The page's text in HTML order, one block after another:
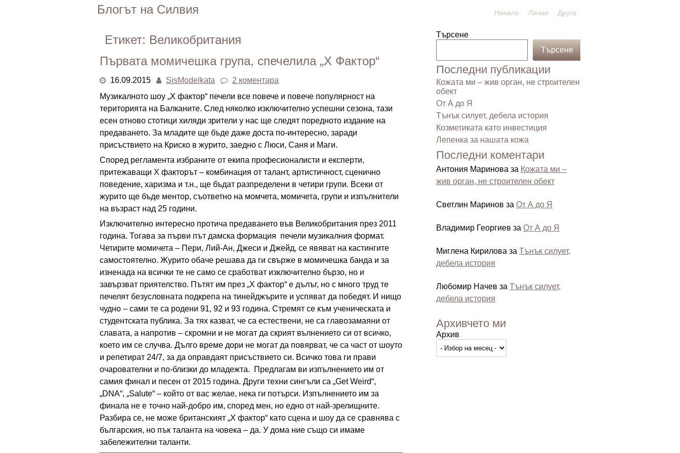
Блогът на Силвия Начало Лични Други
Етикет: Великобритания
Първата момичешка група, спечелила „X Фактор“
16.09.2015 SisModelkata
2 коментара
Музикалното шоу „Х фактор“ печели все повече и повече популярност на
територията на Балканите. След няколко изключително успешни сезона, тази
есен отново стотици хиляди зрители у нас ще следят поредното издание на
предаването. За младите ще бъде даже доста по-интересно, заради
присъствието на Криско в журито, заедно с Люси, Саня и Маги.
Според регламента избраните от екипа професионалисти и експерти,
притежаващи Х факторът – комбинация от талант, артистичност, сценично
поведение, харизма и т.н., ще бъдат разпределени в четири групи. Всеки от
журито ще бъде ментор, съответно на момчета, момичета, групи и изпълнители
на възраст над 25 години.
Изключително интересно протича предаването във Великобритания през 2011
година. Тогава за първи път дамска формация печели музикалния формат.
Четирите момичета – Пери, Лий-Ан, Джеси и Джейд, се явяват на кастингите
самостоятелно. Журито обаче решава да ги свърже в момичешка банда и за
изненада на всички те не само се сработват изключително бързо, но и
завързват приятелство. Пътят им през „Х фактор“ е дълъг, но с много труд те
печелят безусловната подкрепа на тинейджърите и успяват да победят. И нищо
чудно – сами те са родени 91, 92 и 93 година. Стремят се към ученическата и
студентската публика. За тях казват, че са естествени, не са главозамаяни от
славата, а напротив – скромни и не могат да скрият вълнението си от всичко,
което им се случва. Дълго време дори не могат да повярват, че са част от шоуто
и репетират 24/7, за да оправдаят присъствието си. Всичко това ги прави
очарователни и по-близки до младежта. Предлагам ви изпълнението им от
самия финал и песен от 2015 година. Други техни сингъли са „Get Weird“,
„DNA“, „Salute“ – който от вас желае, нека ги потърси. Изпълнението им за
финала не е точно най-добро им, според мен, но едно от най-зрелищните.
Разбира се, не може британският „Х фактор“ като сцена и шоу да се сравнява с
българския, но пък таланта на човека – да. У дома ние също си имаме
забележителни таланти.
Търсене
Търсене
Последни публикации
Кожата ми – жив орган, не строителен
обект
От А до Я
Тънък силует, дебела история
Козметиката като инвестиция
Лепенка за нашата кожа
Последни коментари
Антония Маринова за Кожата ми –
жив орган, не строителен обект
Светлин Маринов за От А до Я
Владимир Георгиев за От А до Я
Миглена Кирилова за Тънък силует,
дебела история
Любомир Начев за Тънък силует,
дебела история
Архивчето ми
Архив